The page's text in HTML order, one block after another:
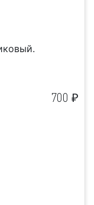
700 ₽